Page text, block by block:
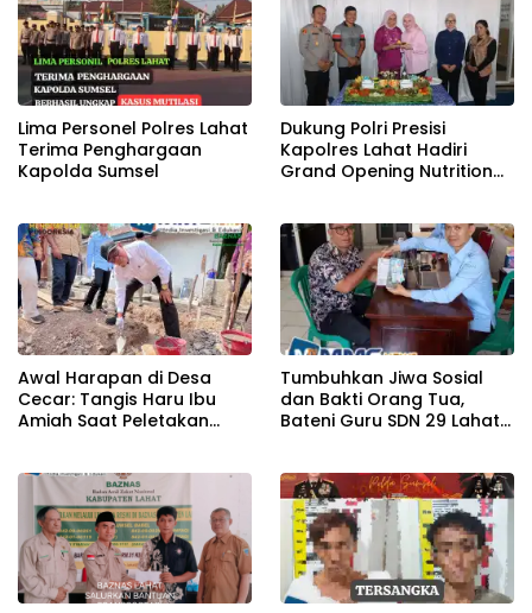
Lima Personel Polres Lahat
Terima Penghargaan
Kapolda Sumsel
Dukung Polri Presisi
Kapolres Lahat Hadiri
Grand Opening Nutrition
Awal Harapan di Desa
Cecar: Tangis Haru Ibu
Amiah Saat Peletakan
Tumbuhkan Jiwa Sosial
dan Bakti Orang Tua,
Bateni Guru SDN 29 Lahat